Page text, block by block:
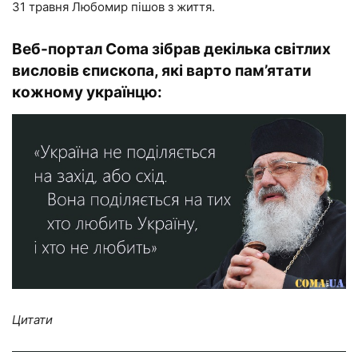
31 травня Любомир пішов з життя.
Веб-портал Coma зібрав декілька світлих
висловів єпископа, які варто пам’ятати
кожному українцю:
Цитати